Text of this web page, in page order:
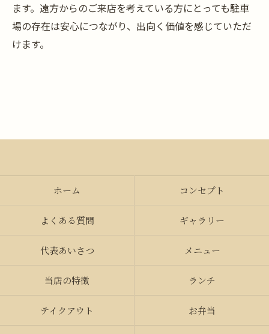
ます。遠方からのご来店を考えている方にとっても駐車
場の存在は安心につながり、出向く価値を感じていただ
けます。
ホーム コンセプト
よくある質問 ギャラリー
代表あいさつ メニュー
当店の特徴 ランチ
テイクアウト お弁当